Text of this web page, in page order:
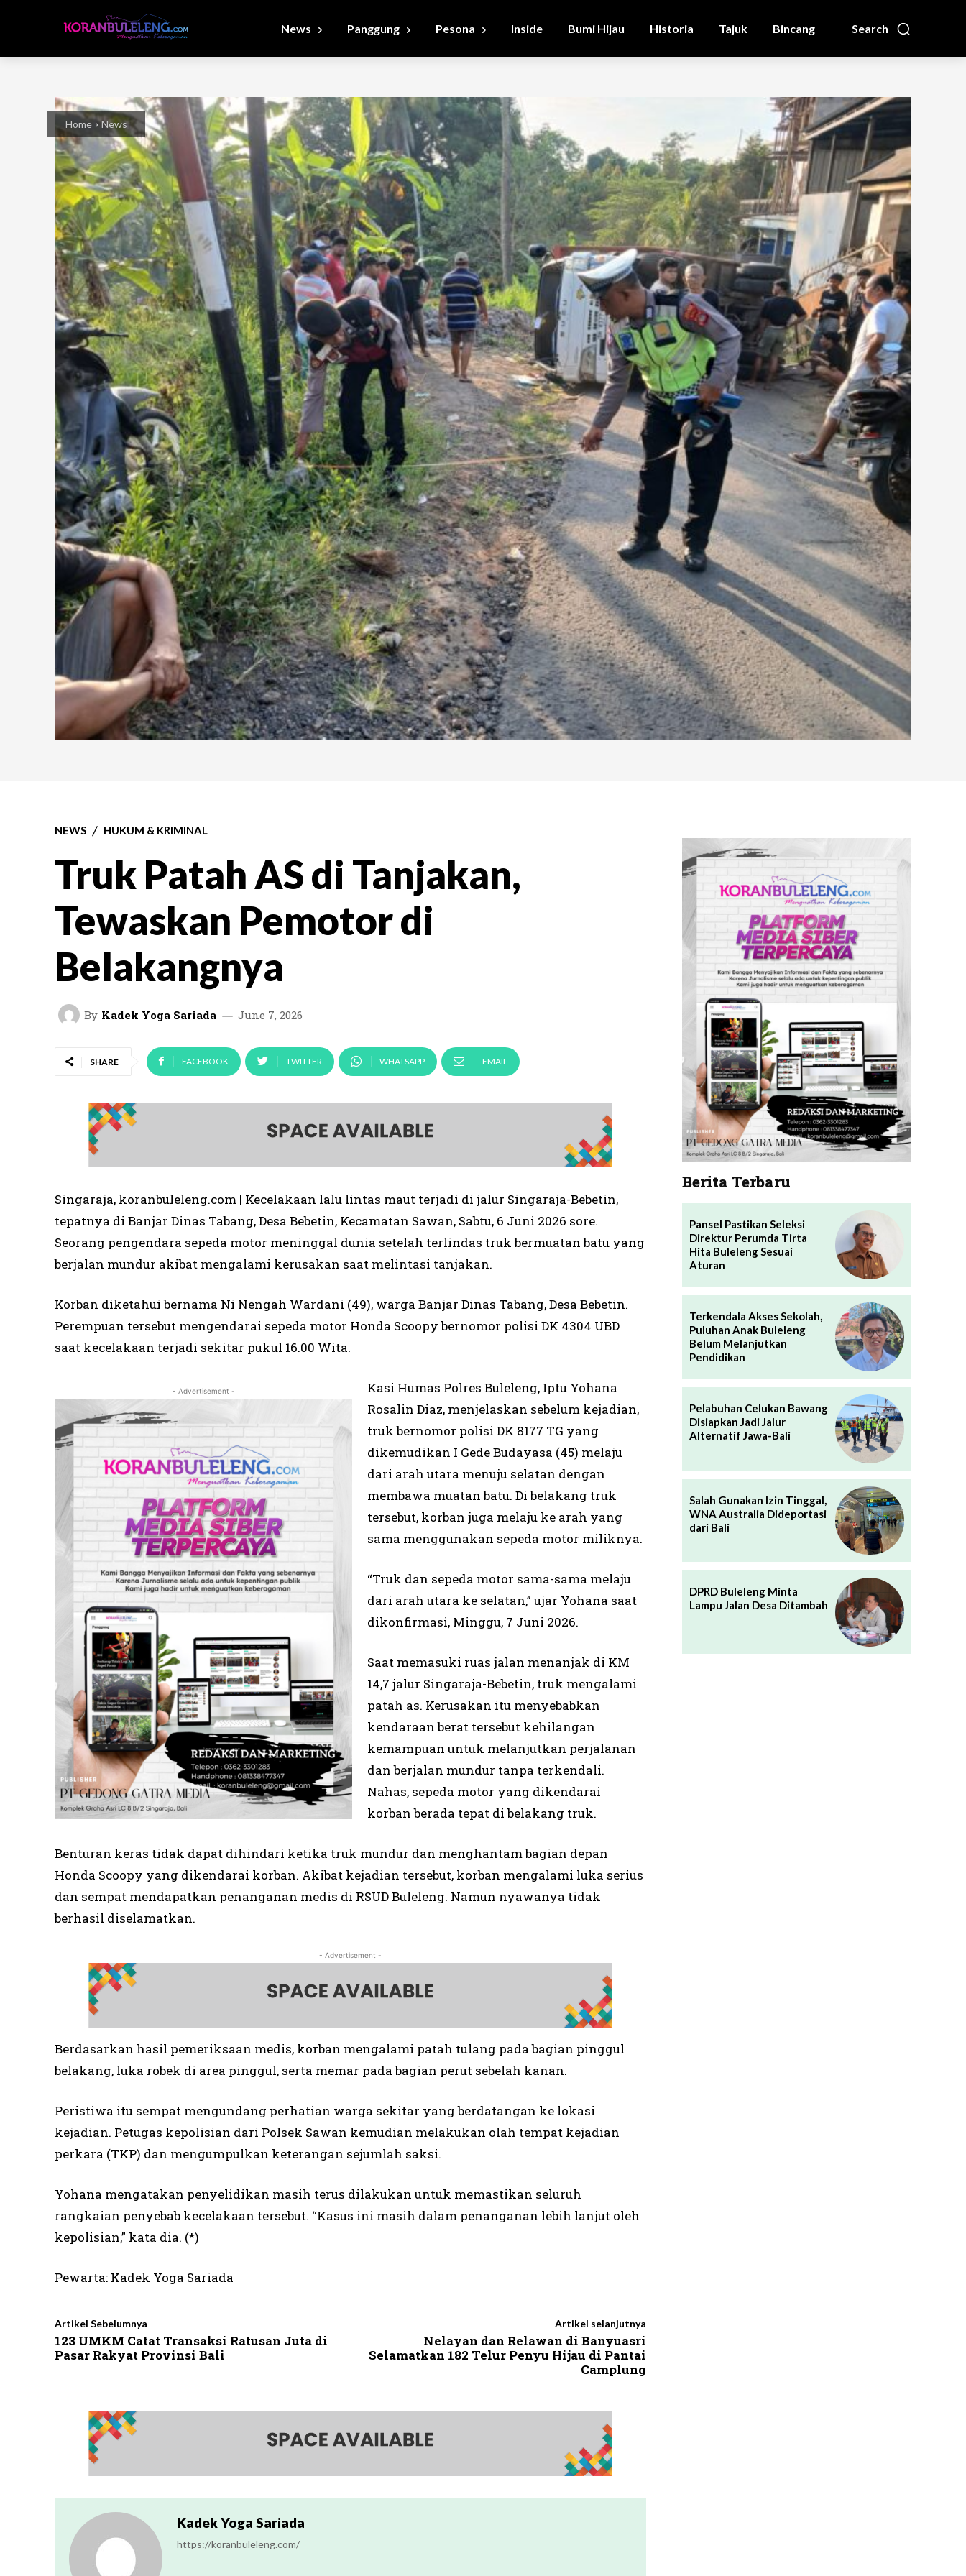
Search
News Panggung Pesona Inside Bumi Hijau Historia Tajuk Bincang
Home News
NEWS HUKUM & KRIMINAL
Truk Patah AS di Tanjakan,
Tewaskan Pemotor di
Belakangnya
By Kadek Yoga Sariada June 7, 2026
SHARE FACEBOOK TWITTER WHATSAPP EMAIL
Singaraja, koranbuleleng.com | Kecelakaan lalu lintas maut terjadi di jalur Singaraja-Bebetin,
tepatnya di Banjar Dinas Tabang, Desa Bebetin, Kecamatan Sawan, Sabtu, 6 Juni 2026 sore.
Seorang pengendara sepeda motor meninggal dunia setelah terlindas truk bermuatan batu yang
berjalan mundur akibat mengalami kerusakan saat melintasi tanjakan.
Korban diketahui bernama Ni Nengah Wardani (49), warga Banjar Dinas Tabang, Desa Bebetin.
Perempuan tersebut mengendarai sepeda motor Honda Scoopy bernomor polisi DK 4304 UBD
saat kecelakaan terjadi sekitar pukul 16.00 Wita.
- Advertisement -
Kasi Humas Polres Buleleng, Iptu Yohana
Rosalin Diaz, menjelaskan sebelum kejadian,
truk bernomor polisi DK 8177 TG yang
dikemudikan I Gede Budayasa (45) melaju
dari arah utara menuju selatan dengan
membawa muatan batu. Di belakang truk
tersebut, korban juga melaju ke arah yang
sama menggunakan sepeda motor miliknya.
“Truk dan sepeda motor sama-sama melaju
dari arah utara ke selatan,” ujar Yohana saat
dikonfirmasi, Minggu, 7 Juni 2026.
Saat memasuki ruas jalan menanjak di KM
14,7 jalur Singaraja-Bebetin, truk mengalami
patah as. Kerusakan itu menyebabkan
kendaraan berat tersebut kehilangan
kemampuan untuk melanjutkan perjalanan
dan berjalan mundur tanpa terkendali.
Nahas, sepeda motor yang dikendarai
korban berada tepat di belakang truk.
Benturan keras tidak dapat dihindari ketika truk mundur dan menghantam bagian depan
Honda Scoopy yang dikendarai korban. Akibat kejadian tersebut, korban mengalami luka serius
dan sempat mendapatkan penanganan medis di RSUD Buleleng. Namun nyawanya tidak
berhasil diselamatkan.
- Advertisement -
Berdasarkan hasil pemeriksaan medis, korban mengalami patah tulang pada bagian pinggul
belakang, luka robek di area pinggul, serta memar pada bagian perut sebelah kanan.
Peristiwa itu sempat mengundang perhatian warga sekitar yang berdatangan ke lokasi
kejadian. Petugas kepolisian dari Polsek Sawan kemudian melakukan olah tempat kejadian
perkara (TKP) dan mengumpulkan keterangan sejumlah saksi.
Yohana mengatakan penyelidikan masih terus dilakukan untuk memastikan seluruh
rangkaian penyebab kecelakaan tersebut. “Kasus ini masih dalam penanganan lebih lanjut oleh
kepolisian,” kata dia. (*)
Pewarta: Kadek Yoga Sariada
Artikel Sebelumnya
123 UMKM Catat Transaksi Ratusan Juta di
Pasar Rakyat Provinsi Bali
Artikel selanjutnya
Nelayan dan Relawan di Banyuasri
Selamatkan 182 Telur Penyu Hijau di Pantai
Camplung
Kadek Yoga Sariada
https://koranbuleleng.com/
Berita Terbaru
Pansel Pastikan Seleksi
Direktur Perumda Tirta
Hita Buleleng Sesuai
Aturan
Terkendala Akses Sekolah,
Puluhan Anak Buleleng
Belum Melanjutkan
Pendidikan
Pelabuhan Celukan Bawang
Disiapkan Jadi Jalur
Alternatif Jawa-Bali
Salah Gunakan Izin Tinggal,
WNA Australia Dideportasi
dari Bali
DPRD Buleleng Minta
Lampu Jalan Desa Ditambah